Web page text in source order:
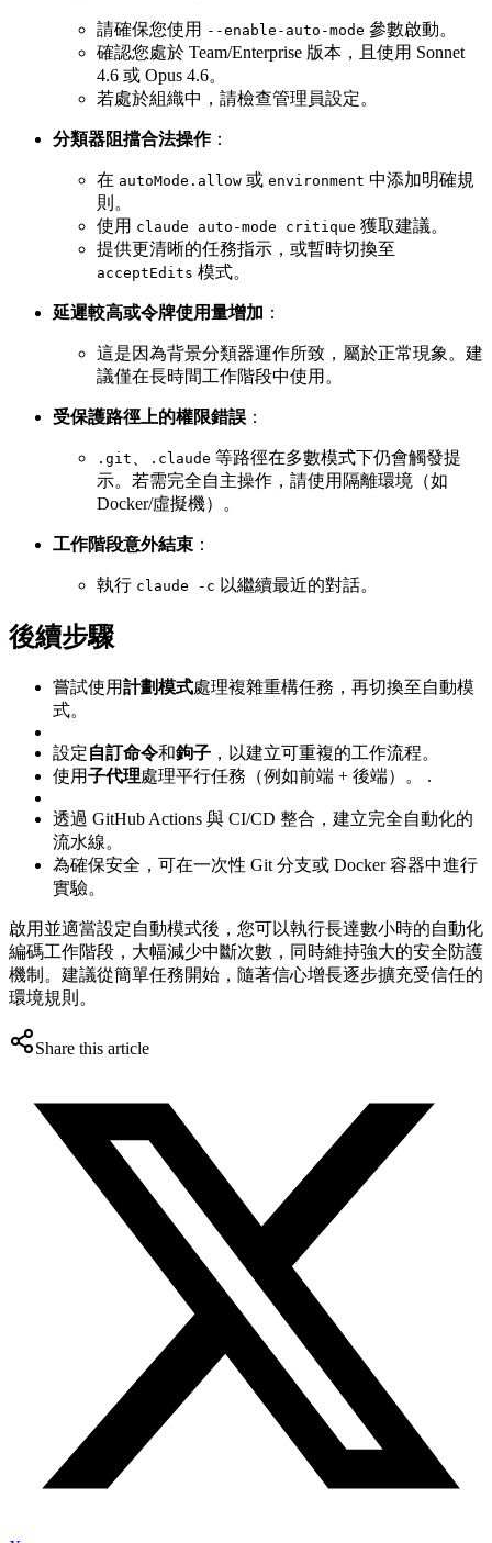
請確保您使用 --enable-auto-mode 參數啟動。
確認您處於 Team/Enterprise 版本，且使用 Sonnet
4.6 或 Opus 4.6。
若處於組織中，請檢查管理員設定。
分類器阻擋合法操作：
在 autoMode.allow 或 environment 中添加明確規
則。
使用 claude auto-mode critique 獲取建議。
提供更清晰的任務指示，或暫時切換至
acceptEdits 模式。
延遲較高或令牌使用量增加 ：
這是因為背景分類器運作所致，屬於正常現象。建
議僅在長時間工作階段中使用。
受保護路徑上的權限錯誤 ：
.git 、 .claude 等路徑在多數模式下仍會觸發提
示。若需完全自主操作，請使用隔離環境（如
Docker/虛擬機）。
工作階段意外結束 ：
執行 claude -c 以繼續最近的對話。
後續步驟
嘗試使用計劃模式處理複雜重構任務，再切換至自動模
式。
設定自訂命令和鉤子 ，以建立可重複的工作流程。
使用子代理處理平行任務（例如前端 + 後端）。 .
透過 GitHub Actions 與 CI/CD 整合，建立完全自動化的
流水線。
為確保安全，可在一次性 Git 分支或 Docker 容器中進行
實驗。
啟用並適當設定自動模式後，您可以執行長達數小時的自動化
編碼工作階段，大幅減少中斷次數，同時維持強大的安全防護
機制。建議從簡單任務開始，隨著信心增長逐步擴充受信任的
環境規則。
Share this article